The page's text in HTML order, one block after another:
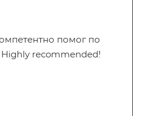
помог по
recommended!